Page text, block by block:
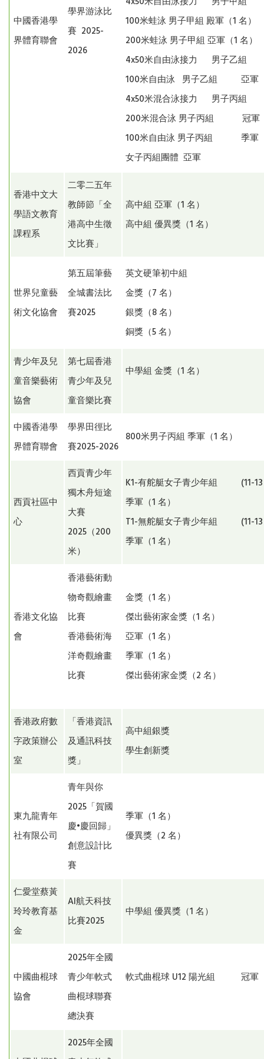
中國香港學
界體育聯會
學界游泳比
賽 2025-
2026
100米蛙泳 男子甲組 殿軍（1 名
200米蛙泳 男子甲組 亞軍（1 名
4x50米自由泳接力 男子乙
100米自由泳 男子乙組 亞軍
4x50米混合泳接力 男子丙
200米混合泳 男子丙組 冠軍
100米自由泳 男子丙組 季軍
女子丙組團體 亞軍
香港中文大
學語文教育
課程系
二零二五年
教師節「全
港高中生徵
文比賽」
高中組 亞軍（1 名）
高中組 優異獎（1 名）
世界兒童藝
術文化協會
第五屆筆藝
全城書法比
賽2025
英文硬筆初中組
金獎（7 名）
銀獎（8 名）
銅獎（5 名）
青少年及兒
童音樂藝術
協會
第七屆香港
青少年及兒
童音樂比賽
中學組 金獎（1 名）
中國香港學
界體育聯會
學界田徑比
賽2025-2026
800米男子丙組 季軍（1 名）
西貢社區中
心
西貢青少年
獨木舟短途
大賽
2025（200
米）
K1-有舵艇女子青少年
季軍（1 名）
T1-無舵艇女子青少年
季軍（1 名）
香港文化協
會
香港藝術動
物奇觀繪畫
比賽
香港藝術海
洋奇觀繪畫
比賽
金獎（1 名）
傑出藝術家金獎（1 名）
亞軍（1 名）
季軍（1 名）
傑出藝術家金獎（2 名）
香港政府數
字政策辦公
室
「香港資訊
及通訊科技
獎」
高中組銀獎
學生創新獎
東九龍青年
社有限公司
青年與你
2025「賀國
慶•慶回歸」
創意設計比
賽
季軍（1 名）
優異獎（2 名）
仁愛堂蔡黃
玲玲教育基
金
AI航天科技
比賽2025
中學組 優異獎（1 名）
中國曲棍球
協會
2025年全國
青少年軟式
曲棍球聯賽
總決賽
軟式曲棍球 U12 陽光組 冠軍
2025年全國